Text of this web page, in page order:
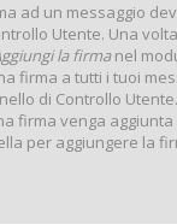
ad un messaggio
Utente. Una
la firmanel
firma a tutti i tuoi
di Controllo
firma venga aggiunta
per aggiungere la